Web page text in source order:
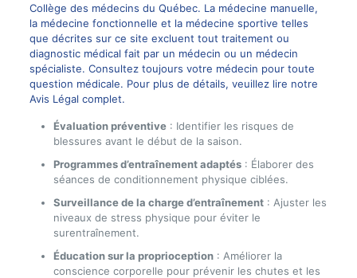
Collège des médecins du Québec. La médecine manuelle,
la médecine fonctionnelle et la médecine sportive telles
que décrites sur ce site excluent tout traitement ou
diagnostic médical fait par un médecin ou un médecin
spécialiste. Consultez toujours votre médecin pour toute
question médicale. Pour plus de détails, veuillez lire notre
Avis Légal complet.
Évaluation préventive: Identifier les risques de
blessures avant le début de la saison.
Programmes d’entraînement adaptés: Élaborer des
séances de conditionnement physique ciblées.
Surveillance de la charge d’entraînement: Ajuster les
niveaux de stress physique pour éviter le
surentraînement.
Éducation sur la proprioception: Améliorer la
conscience corporelle pour prévenir les chutes et les